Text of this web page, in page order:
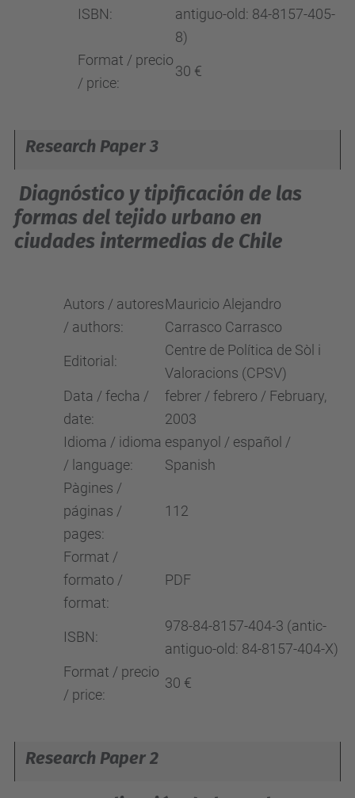
ISBN:
antiguo-old: 84-8157-405-
8)
Format / precio
/ price:
30 €
Research Paper 3
Diagnóstico y tipificación de las
formas del tejido urbano en
ciudades intermedias de Chile
Autors / autores
/ authors:
Mauricio Alejandro
Carrasco Carrasco
Editorial:
Centre de Política de Sòl i
Valoracions (CPSV)
Data / fecha /
date:
febrer / febrero / February,
2003
Idioma / idioma
/ language:
espanyol / español /
Spanish
Pàgines /
páginas /
pages:
112
Format /
formato /
format:
PDF
ISBN:
978-84-8157-404-3 (antic-
antiguo-old: 84-8157-404-X)
Format / precio
/ price:
30 €
Research Paper 2